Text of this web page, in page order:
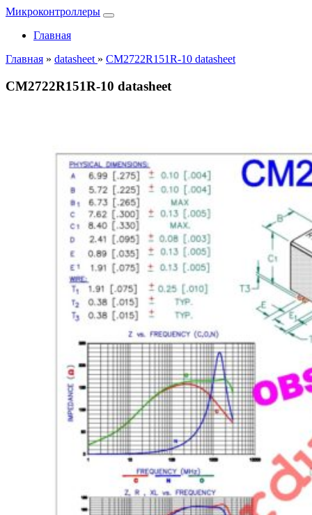
Микроконтроллеры
Главная
Главная » datasheet » CM2722R151R-10 datasheet
CM2722R151R-10 datasheet